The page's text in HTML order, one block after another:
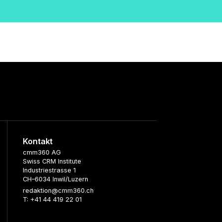
Kontakt
cmm360 AG
Swiss CRM Institute
Industriestrasse 1
CH–6034 Inwil/Luzern
redaktion@cmm360.ch
T: +41 44 419 22 01